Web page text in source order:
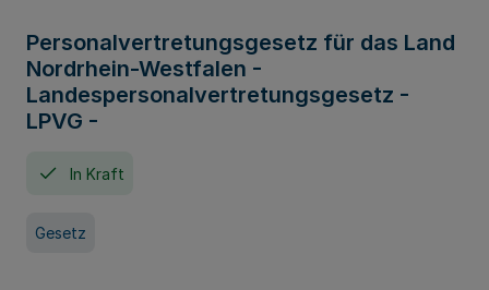
Personalvertretungsgesetz für das Land
Nordrhein-Westfalen -
Landespersonalvertretungsgesetz -
LPVG -
In Kraft
Gesetz